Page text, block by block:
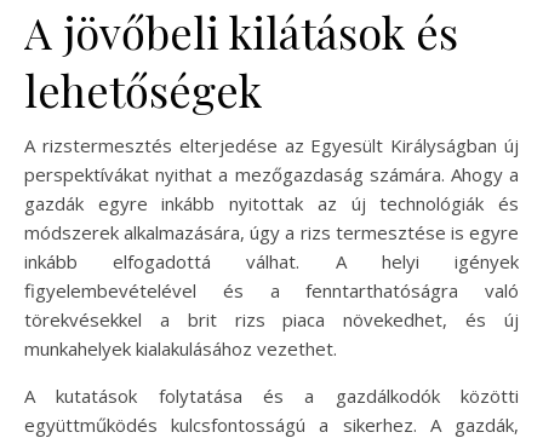
A jövőbeli kilátások és
lehetőségek
A rizstermesztés elterjedése az Egyesült Királyságban új
perspektívákat nyithat a mezőgazdaság számára. Ahogy a
gazdák egyre inkább nyitottak az új technológiák és
módszerek alkalmazására, úgy a rizs termesztése is egyre
inkább elfogadottá válhat. A helyi igények
figyelembevételével és a fenntarthatóságra való
törekvésekkel a brit rizs piaca növekedhet, és új
munkahelyek kialakulásához vezethet.
A kutatások folytatása és a gazdálkodók közötti
együttműködés kulcsfontosságú a sikerhez. A gazdák,